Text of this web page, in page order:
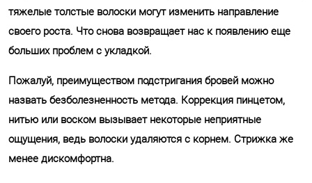
тяжелые толстые волоски могут изменить направление
своего роста. Что снова возвращает нас к появлению еще
больших проблем с укладкой.
Пожалуй, преимуществом подстригания бровей можно
назвать безболезненность метода. Коррекция пинцетом,
нитью или воском вызывает некоторые неприятные
ощущения, ведь волоски удаляются с корнем. Стрижка же
менее дискомфортна.